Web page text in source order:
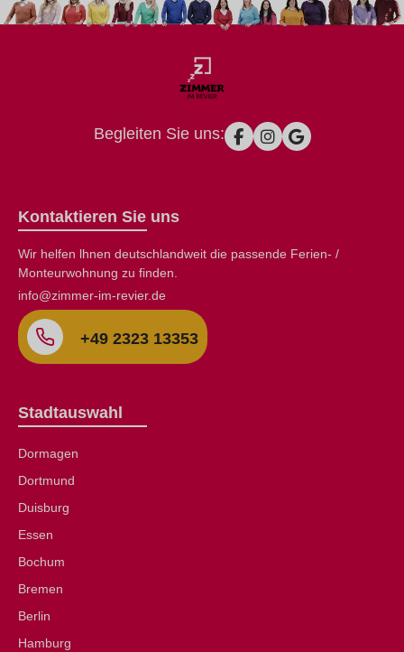
Begleiten Sie uns:
Kontaktieren Sie uns
Wir helfen lhnen deutschlandweit die passende Ferien- /
Monteurwohnung zu finden.
info@zimmer-im-revier.de
+49 2323 13353
Stadtauswahl
Dormagen
Dortmund
Duisburg
Essen
Bochum
Bremen
Berlin
Hamburg